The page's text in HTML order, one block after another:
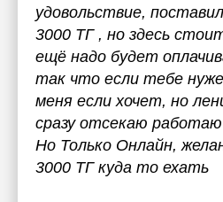
удовольствие,
3000 ТГ , но здесь
ещё надо будет
так что если тебе
меня если хочет, но
сразу отсекаю
Но Только Онлайн,
3000 ТГ куда то ехать